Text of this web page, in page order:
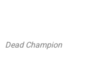
Dead Champion